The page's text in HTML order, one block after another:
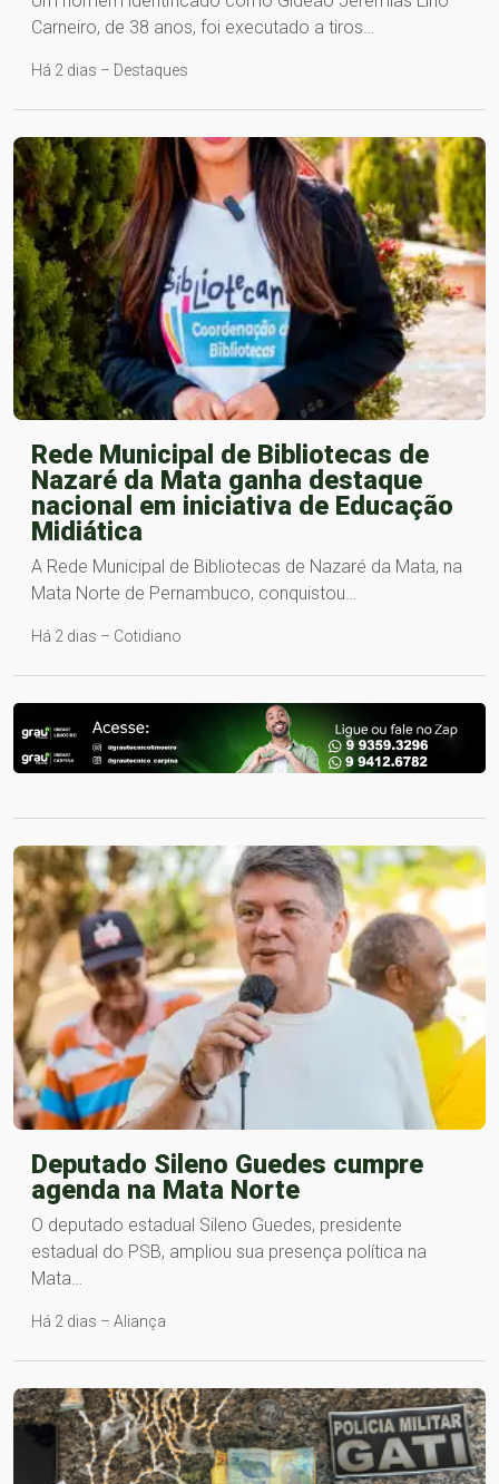
Carneiro, de 38 anos, foi executado a tiros…
Há 2 dias – Destaques
Rede Municipal de Bibliotecas de
Nazaré da Mata ganha destaque
nacional em iniciativa de Educação
Midiática
A Rede Municipal de Bibliotecas de Nazaré da Mata, na
Mata Norte de Pernambuco, conquistou…
Há 2 dias – Cotidiano
Deputado Sileno Guedes cumpre
agenda na Mata Norte
O deputado estadual Sileno Guedes, presidente
estadual do PSB, ampliou sua presença política na
Mata…
Há 2 dias – Aliança